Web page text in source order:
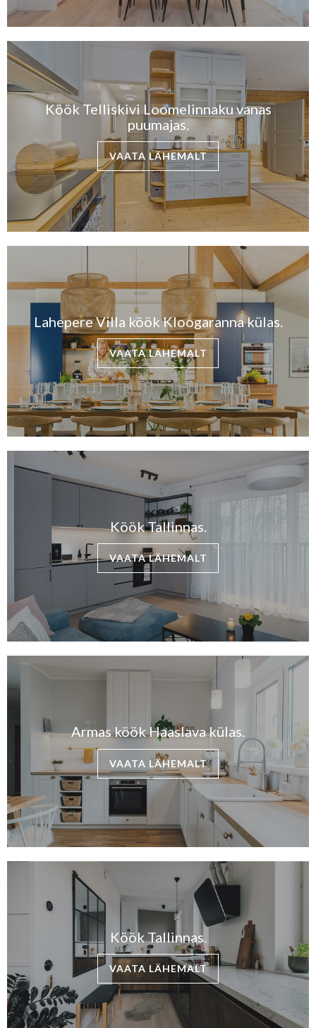
Köök Telliskivi Loomelinnaku vanas
puumajas.
VAATA LÄHEMALT
Lahepere Villa köök Kloogaranna külas.
VAATA LÄHEMALT
Köök Tallinnas.
VAATA LÄHEMALT
Armas köök Haaslava külas.
VAATA LÄHEMALT
Köök Tallinnas.
VAATA LÄHEMALT